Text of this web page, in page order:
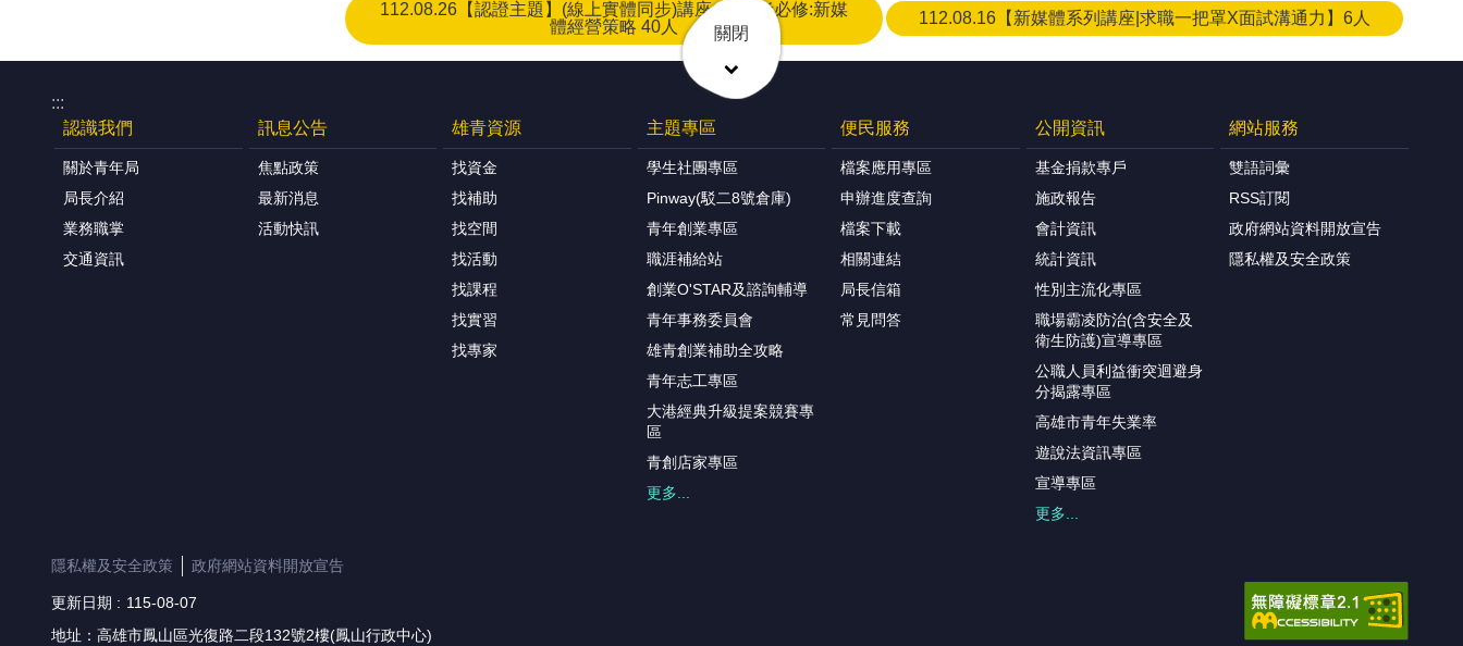
112.08.26【認證主題】(線上實體同步)講座_創作者必修:新媒
體經營策略 40人
112.08.16【新媒體系列講座|求職一把罩X面試溝通力】6人
關閉
:::
認識我們
關於青年局
局長介紹
業務職掌
交通資訊
訊息公告
焦點政策
最新消息
活動快訊
雄青資源
找資金
找補助
找空間
找活動
找課程
找實習
找專家
主題專區
學生社團專區
Pinway(駁二8號倉庫)
青年創業專區
職涯補給站
創業O'STAR及諮詢輔導
青年事務委員會
雄青創業補助全攻略
青年志工專區
大港經典升級提案競賽專
區
青創店家專區
更多...
便民服務
檔案應用專區
申辦進度查詢
檔案下載
相關連結
局長信箱
常見問答
公開資訊
基金捐款專戶
施政報告
會計資訊
統計資訊
性別主流化專區
職場霸凌防治(含安全及
衛生防護)宣導專區
公職人員利益衝突迴避身
分揭露專區
高雄市青年失業率
遊說法資訊專區
宣導專區
更多...
網站服務
雙語詞彙
RSS訂閱
政府網站資料開放宣告
隱私權及安全政策
隱私權及安全政策 政府網站資料開放宣告
更新日期
115-08-07
地址：高雄市鳳山區光復路二段132號2樓(鳳山行政中心)